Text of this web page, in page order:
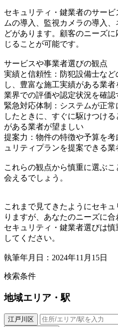
セキュリティ・鍵業者のサー
ムの導入、監視カメラの導入
どがあります。顧客のニーズ
じることが可能です。
サービスや事業者選びの観点
実績と信頼性：防犯設備士な
し、豊富な施工実績がある業
業界での評価や認定状況を確認
緊急対応体制：システムが正
したときに、すぐに駆けつけ
がある業者が望ましい
提案力：物件の特徴や予算を
ュリティプランを提案できる業
これらの観点から慎重に選ぶ
会えるでしょう。
これまで見てきたようにセキ
りますが、あなたのニーズに合
セキュリティ・鍵業者選びは
してください。
執筆年月日：2024年11月15日
検索条件
地域エリア・駅
江戸川区